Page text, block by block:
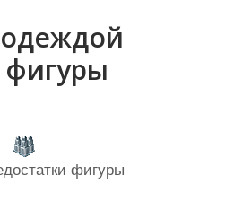
фигуры
фигуры